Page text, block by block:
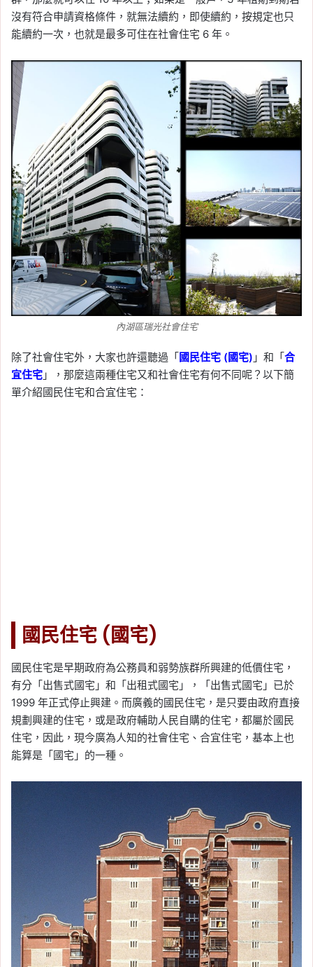
沒有符合申請資格條件，就無法續約，即使續約，按規定也只
能續約一次，也就是最多可住在社會住宅 6 年。
內湖區瑞光社會住宅
除了社會住宅外，大家也許還聽過「 國民住宅 (國宅) 」和「 合
宜住宅 」，那麼這兩種住宅又和社會住宅有何不同呢？以下簡
單介紹國民住宅和合宜住宅：
國民住宅 (國宅)
國民住宅是早期政府為公務員和弱勢族群所興建的低價住宅，
有分「出售式國宅」和「出租式國宅」，「出售式國宅」已於
1999 年正式停止興建。而廣義的國民住宅，是只要由政府直接
規劃興建的住宅，或是政府輔助人民自購的住宅，都屬於國民
住宅，因此，現今廣為人知的社會住宅、合宜住宅，基本上也
能算是「國宅」的一種。